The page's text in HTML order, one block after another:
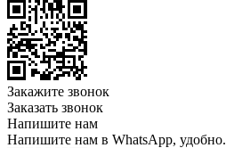
Закажите звонок
Заказать звонок
Напишите нам
Напишите нам в WhatsApp, удобно.